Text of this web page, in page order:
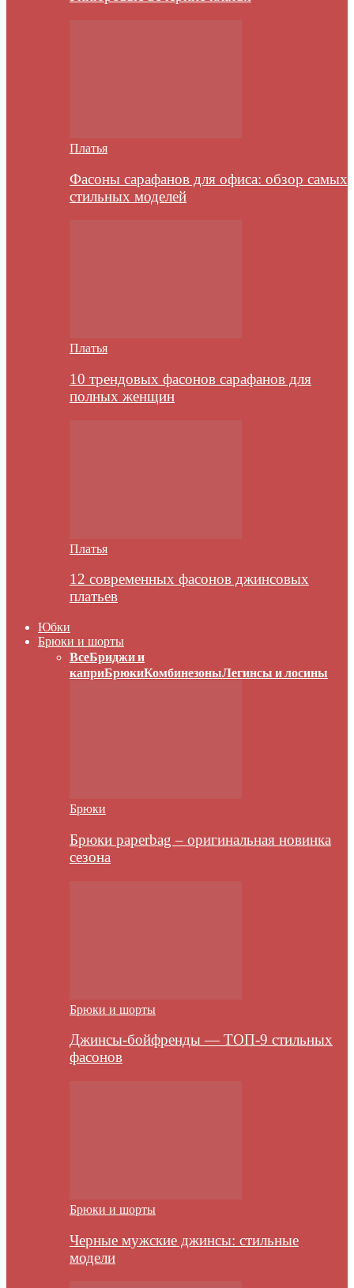
Платья
Фасоны сарафанов для офиса: обзор самых
стильных моделей
Платья
10 трендовых фасонов сарафанов для
полных женщин
Платья
12 современных фасонов джинсовых
платьев
Юбки
Брюки и шорты
ВсеБриджи и
каприБрюкиКомбинезоныЛегинсы и лосины
Брюки
Брюки paperbag – оригинальная новинка
сезона
Брюки и шорты
Джинсы-бойфренды — ТОП-9 стильных
фасонов
Брюки и шорты
Черные мужские джинсы: стильные
модели